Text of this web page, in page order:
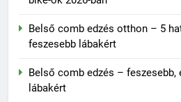
Belső comb edzés otthon – 5
feszesebb lábakért
Belső comb edzés –
lábakért